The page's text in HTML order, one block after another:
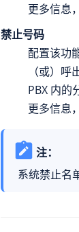
更多信息
禁止号码
配置该功
（或）
PBX 内的
更多信息
注：
系统禁止名